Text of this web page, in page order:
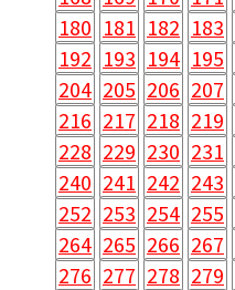
180 181 182 183
192 193 194 195
204 205 206 207
216 217 218 219
228 229 230 231
240 241 242 243
252 253 254 255
264 265 266 267
276 277 278 279